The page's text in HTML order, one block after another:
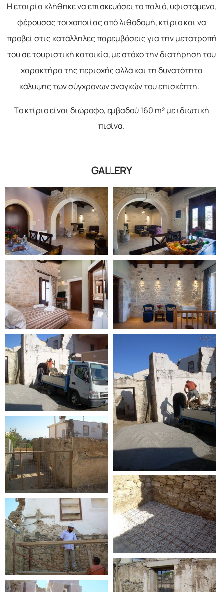
Η εταιρία κλήθηκε να επισκευάσει το παλιό, υφιστάμενο,
φέρουσας τοιχοποιίας από λιθοδομή, κτίριο και να
προβεί στις κατάλληλες παρεμβάσεις για την μετατροπή
του σε τουριστική κατοικία, με στόχο την διατήρηση του
χαρακτήρα της περιοχής αλλά και τη δυνατότητα
κάλυψης των σύγχρονων αναγκών του επισκέπτη.
Το κτίριο είναι διώροφο, εμβαδού 160 m² με ιδιωτική
πισίνα.
GALLERY